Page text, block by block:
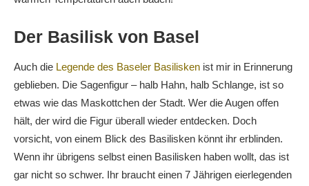
Der Basilisk von Basel
Auch die Legende des Baseler Basilisken ist mir in Erinnerung
geblieben. Die Sagenfigur – halb Hahn, halb Schlange, ist so
etwas wie das Maskottchen der Stadt. Wer die Augen offen
hält, der wird die Figur überall wieder entdecken. Doch
vorsicht, von einem Blick des Basilisken könnt ihr erblinden.
Wenn ihr übrigens selbst einen Basilisken haben wollt, das ist
gar nicht so schwer. Ihr braucht einen 7 Jährigen eierlegenden